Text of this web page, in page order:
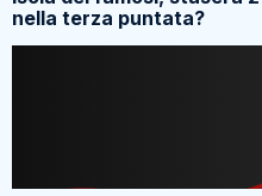
nella terza puntata?